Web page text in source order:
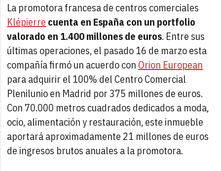
La promotora francesa de centros comerciales
Klépierre cuenta en España con un portfolio
valorado en 1.400 millones de euros. Entre sus
últimas operaciones, el pasado 16 de marzo esta
compañía firmó un acuerdo con Orion European
para adquirir el 100% del Centro Comercial
Plenilunio en Madrid por 375 millones de euros.
Con 70.000 metros cuadrados dedicados a moda,
ocio, alimentación y restauración, este inmueble
aportará aproximadamente 21 millones de euros
de ingresos brutos anuales a la promotora.